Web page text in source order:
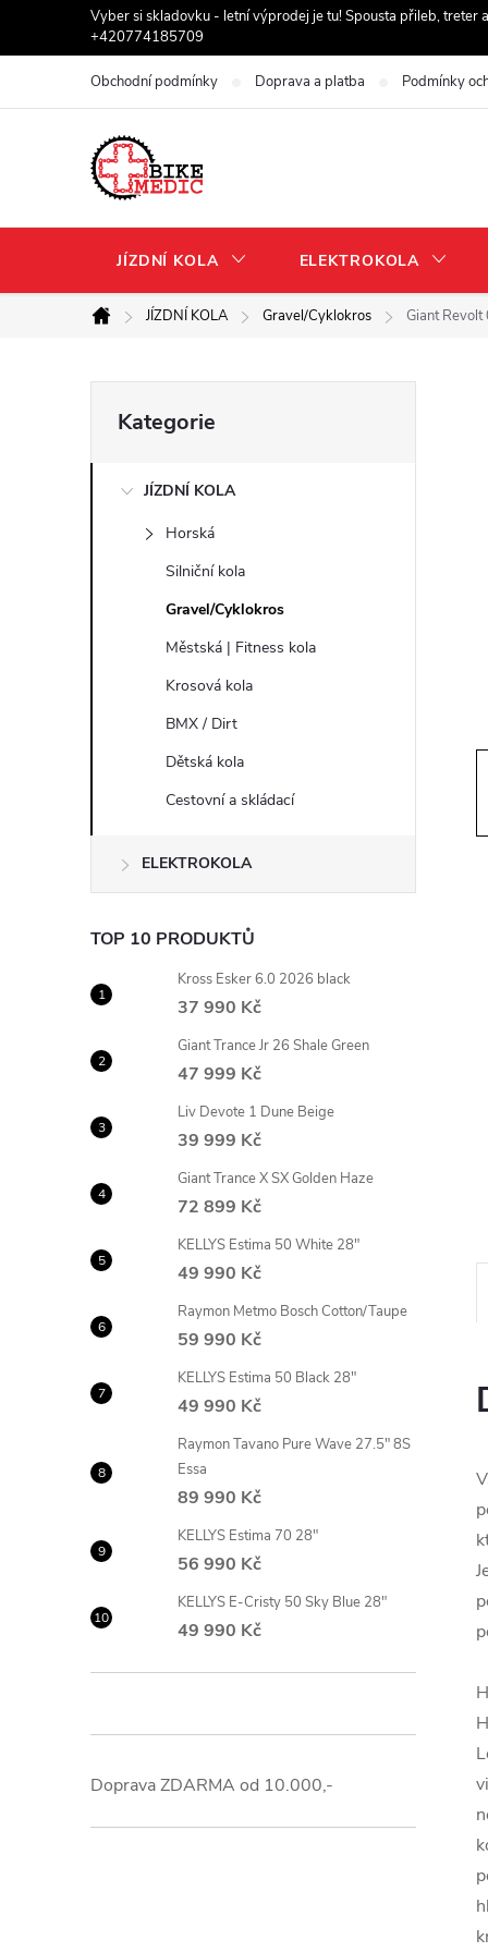
Vyber si skladovku - letní výprodej je tu! Spousta přileb, treter
+420774185709
Obchodní podmínky Doprava a platba Podmínky
JÍZDNÍ KOLA ELEKTROKOLA
Domů
JÍZDNÍ KOLA Gravel/Cyklokros Giant Revolt
o
í
p
a
n
e
l
kategorie
Kategorie
JÍZDNÍ KOLA
Horská
Silniční kola
Gravel/Cyklokros
Městská | Fitness kola
Krosová kola
BMX / Dirt
Dětská kola
Cestovní a skládací
ELEKTROKOLA
TOP 10 PRODUKTŮ
Kross Esker 6.0 2026 black
37 990 Kč
Giant Trance Jr 26 Shale Green
47 999 Kč
Liv Devote 1 Dune Beige
39 999 Kč
Giant Trance X SX Golden Haze
72 899 Kč
KELLYS Estima 50 White 28"
49 990 Kč
Raymon Metmo Bosch Cotton/Taupe
59 990 Kč
KELLYS Estima 50 Black 28"
49 990 Kč
Raymon Tavano Pure Wave 27.5" 8S
Essa
89 990 Kč
KELLYS Estima 70 28"
56 990 Kč
KELLYS E-Cristy 50 Sky Blue 28"
49 990 Kč
Doprava ZDARMA od 10.000,-